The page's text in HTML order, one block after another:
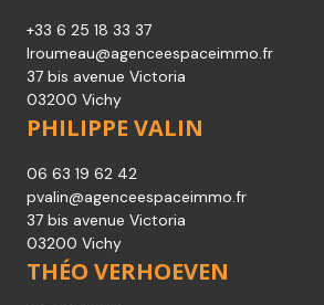
+33 6 25 18 33 37
lroumeau@agenceespaceimmo.fr
37 bis avenue Victoria
03200 Vichy
PHILIPPE VALIN
06 63 19 62 42
pvalin@agenceespaceimmo.fr
37 bis avenue Victoria
03200 Vichy
THÉO VERHOEVEN